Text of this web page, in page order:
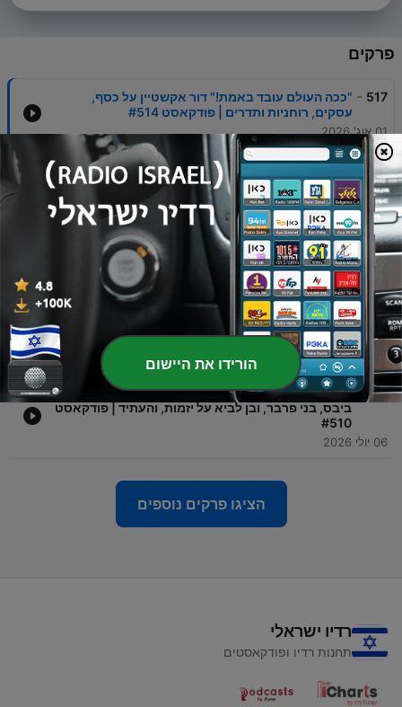
פרקים
517
- "ככה העולם עובד באמת!" דור אקשטיין על כסף,
עסקים, רוחניות ותדרים | פודקאסט #514
01 אוג' 2026
516
- "זאת האמת על קומוניזם!" ח"כ עופר כסיף עם הדרך
הקלה על יהדות, סוציאליזם (דורן שפריר) | פודקאסט
#513
19 יולי 2026
515
"הפסדתי את הבית מהימורים!" הרב רונן שאולוב על
כסף, אמונה, יהדות, התורה, חברות | פודקאסט #512
12 יולי 2026
514
- "השמנה היא לא בסדר!" סמיון גרפמן על כסף,
האילומינטי, זנות, סקס, זוגיות, תואר | פודקאסט #511
06 יולי 2026
513
- "בינה מלאכותית תהרוג אותנו!?" פגישה נדירה עם עדן
ביבס, בני פרבר, ובן לביא על יזמות, והעתיד | פודקאסט
#510
06 יולי 2026
הציגו פרקים נוספים
רדיו ישראלי
תחנות רדיו ופודקאסטים
הורידו את היישום